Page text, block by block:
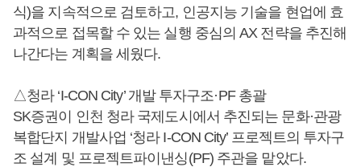
식)을 지속적으로 검토하고, 인공지능 기술을 현업에 효
과적으로 접목할 수 있는 실행 중심의 AX 전략을 추진해
나간다는 계획을 세웠다.
△청라 ‘I-CON City’ 개발 투자구조·PF 총괄
SK증권이 인천 청라 국제도시에서 추진되는 문화·관광
복합단지 개발사업 ‘청라 I-CON City’ 프로젝트의 투자구
조 설계 및 프로젝트파이낸싱(PF) 주관을 맡았다.